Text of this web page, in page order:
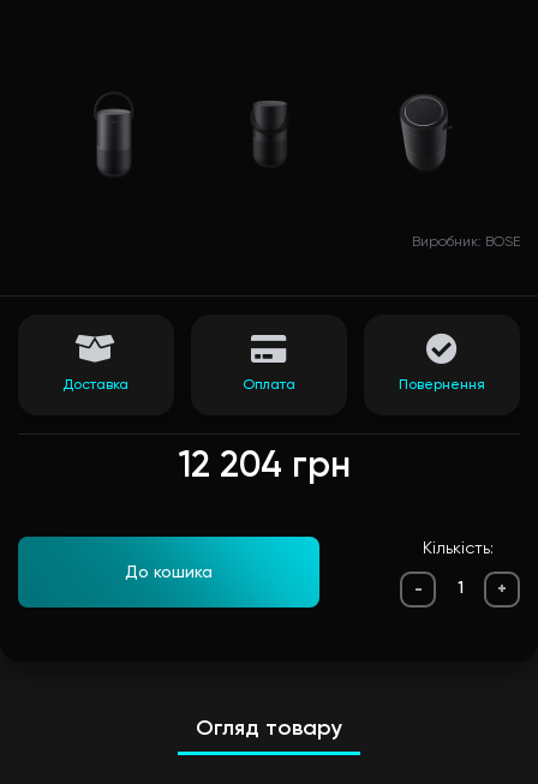
Виробник: BOSE
12 204 грн
До кошика
Кількість:
- +
Доставка Оплата Повернення
Огляд товару